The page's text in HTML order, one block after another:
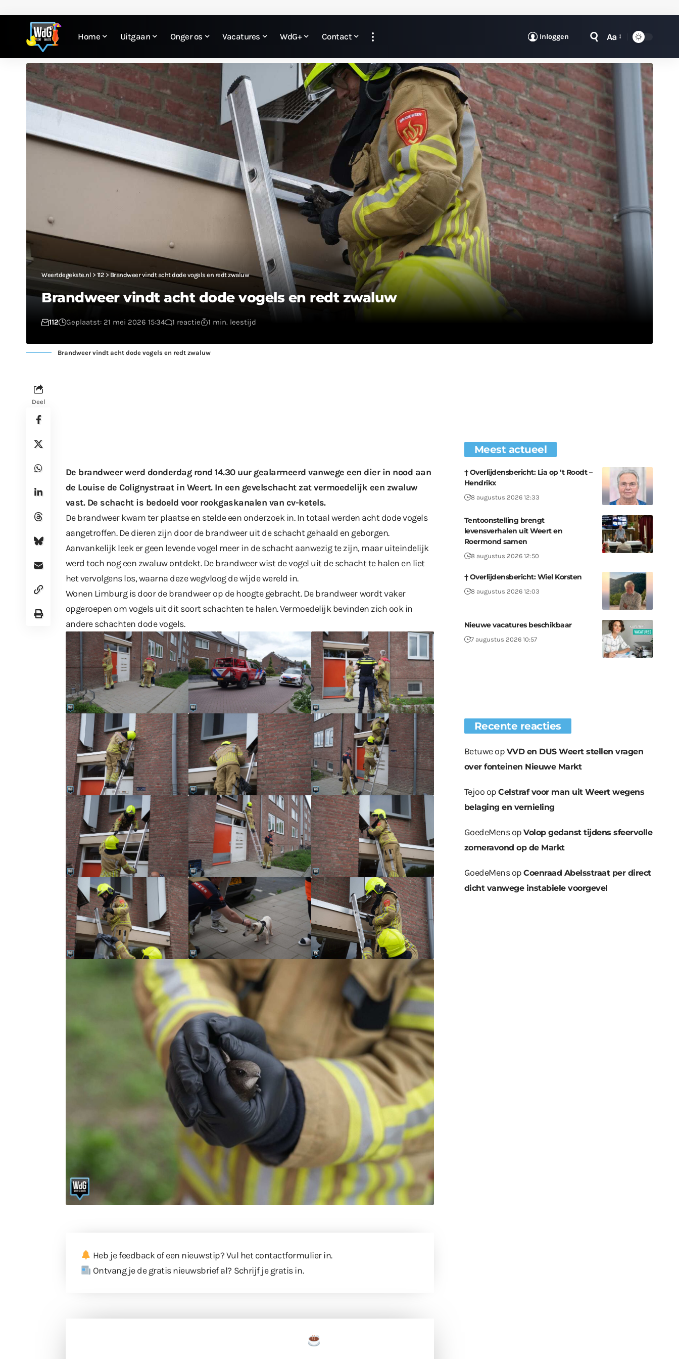
Home Uitgaan Onger os Vacatures WdG+ Contact Inloggen Aa
Weertdegekste.nl > 112 > Brandweer vindt acht dode vogels en redt zwaluw
Brandweer vindt acht dode vogels en redt zwaluw
112 Geplaatst: 21 mei 2026 15:34 1 reactie 1 min. leestijd
Brandweer vindt acht dode vogels en redt zwaluw
Deel
De brandweer werd donderdag rond 14.30 uur gealarmeerd vanwege een dier in nood aan
de Louise de Colignystraat in Weert. In een gevelschacht zat vermoedelijk een zwaluw
vast. De schacht is bedoeld voor rookgaskanalen van cv-ketels.
De brandweer kwam ter plaatse en stelde een onderzoek in. In totaal werden acht dode vogels
aangetroffen. De dieren zijn door de brandweer uit de schacht gehaald en geborgen.
Aanvankelijk leek er geen levende vogel meer in de schacht aanwezig te zijn, maar uiteindelijk
werd toch nog een zwaluw ontdekt. De brandweer wist de vogel uit de schacht te halen en liet
het vervolgens los, waarna deze wegvloog de wijde wereld in.
Wonen Limburg is door de brandweer op de hoogte gebracht. De brandweerwordt vaker
opgeroepen om vogels uit dit soort schachten te halen. Vermoedelijk bevinden zich ook in
andere schachten dode vogels.
Heb je feedback of een nieuwstip? Vul het contactformulierin.
Ontvang je de gratis nieuwsbrief al? Schrijf je gratis in.
Meest actueel
† Overlijdensbericht: Lia op ‘t Roodt –
Hendrikx
8 augustus 2026 12:33
Tentoonstelling brengt
levensverhalen uit Weert en
Roermond samen
8 augustus 2026 12:50
† Overlijdensbericht: Wiel Korsten
8 augustus 2026 12:03
Nieuwe vacatures beschikbaar
7 augustus 2026 10:57
Recente reacties
Betuweop VVD en DUS Weert stellen vragen
over fonteinen Nieuwe Markt
Tejoo opCelstraf voor man uit Weert wegens
belaging en vernieling
GoedeMensopVolop gedanst tijdens sfeervolle
zomeravond op de Markt
GoedeMensopCoenraad Abelsstraat per direct
dicht vanwege instabiele voorgevel